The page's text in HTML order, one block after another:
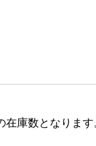
庫数となりま